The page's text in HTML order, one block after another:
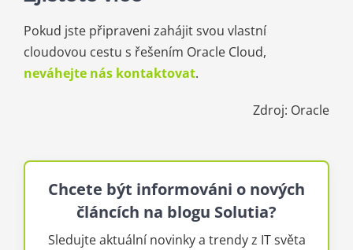
Pokud jste připraveni zahájit svou vlastní
cloudovou cestu s řešením Oracle Cloud,
neváhejte nás kontaktovat.
Zdroj: Oracle
Chcete být informováni o nových
článcích na blogu Solutia?
Sledujte aktuální novinky a trendy z IT světa